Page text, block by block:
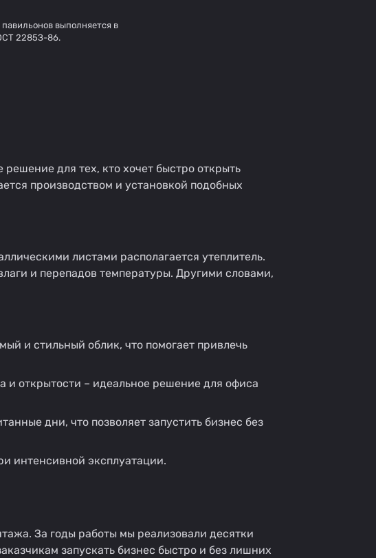
выполняется в
2285З-86.
для тех, кто хочет быстро открыть
производством и установкой подобных
листами располагается утеплитель.
и перепадов температуры. Другими словами,
и стильный облик, что помогает привлечь
открытости – идеальное решение для офиса
дни, что позволяет запустить бизнес без
интенсивной эксплуатации.
За годы работы мы реализовали десятки
запускать бизнес быстро и без лишних